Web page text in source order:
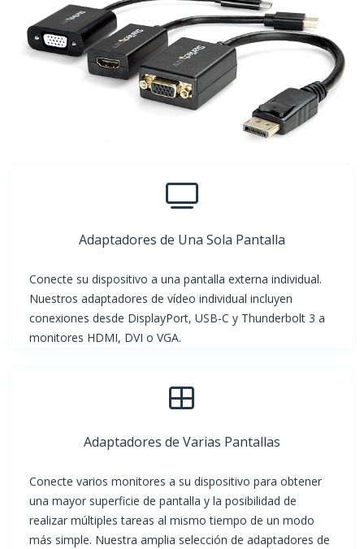
Adaptadores de Una Sola Pantalla
Conecte su dispositivo a una pantalla externa individual.
Nuestros adaptadores de vídeo individual incluyen
conexiones desde DisplayPort, USB-C y Thunderbolt 3 a
monitores HDMI, DVI o VGA.
Adaptadores de Varias Pantallas
Conecte varios monitores a su dispositivo para obtener
una mayor superficie de pantalla y la posibilidad de
realizar múltiples tareas al mismo tiempo de un modo
más simple. Nuestra amplia selección de adaptadores de